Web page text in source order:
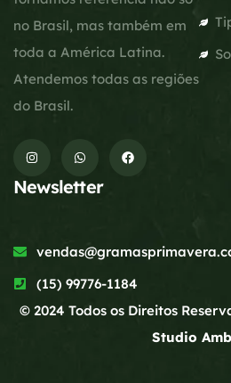
no Brasil, mas também em
toda a América Latina.
Atendemos todas as regiões
do Brasil.
Newsletter
(15) 99776-1184
© 2024 Todos os Direitos
Studio